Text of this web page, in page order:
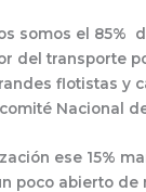
somos el 85%
del transporte
flotistas y
Nacional
ese 15%
poco abierto de